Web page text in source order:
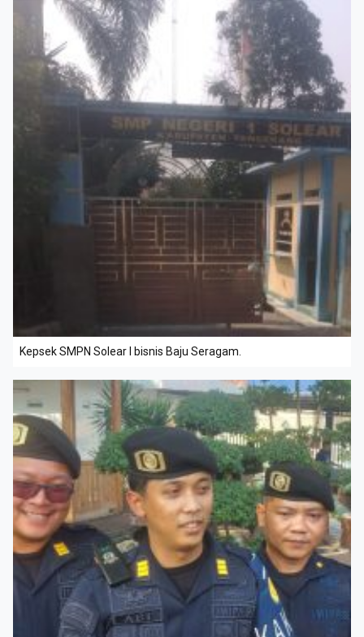
Kepsek SMPN Solear I bisnis Baju Seragam.